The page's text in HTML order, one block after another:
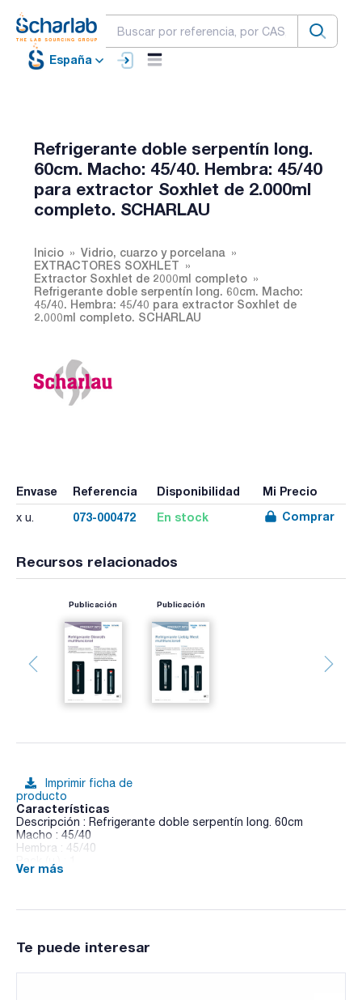
España
Refrigerante doble serpentín long.
60cm. Macho: 45/40. Hembra: 45/40
para extractor Soxhlet de 2.000ml
completo. SCHARLAU
Inicio
Vidrio, cuarzo y porcelana
EXTRACTORES SOXHLET
Extractor Soxhlet de 2000ml completo
Refrigerante doble serpentín long. 60cm. Macho:
45/40. Hembra: 45/40 para extractor Soxhlet de
2.000ml completo. SCHARLAU
Envase Referencia Disponibilidad Mi Precio
x u. 073-000472 En stock Comprar
Recursos relacionados
Publicación Publicación
Imprimir ficha de
producto
Características
Descripción : Refrigerante doble serpentín long. 60cm
Macho : 45/40
Hembra : 45/40
Ver más
Te puede interesar